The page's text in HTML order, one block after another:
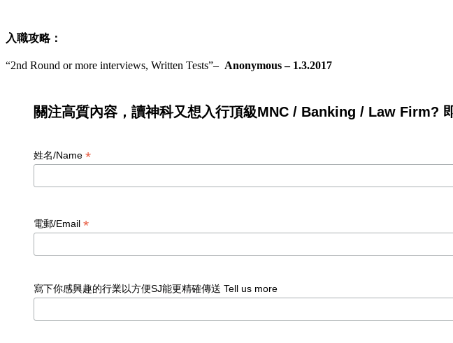
入職攻略：
“2nd Round or more interviews, Written Tests”– Anonymous – 1.3.2017
關注高質內容，讀神科又想入行頂級MNC / Banking / Law Firm?
姓名/Name *
電郵/Email *
寫下你感興趣的行業以方便SJ能更精確傳送 Tell us more